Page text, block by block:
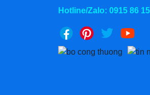
Xu hướng thực
rút hơn. Xe inox
Hotline/Zalo: 0915 86